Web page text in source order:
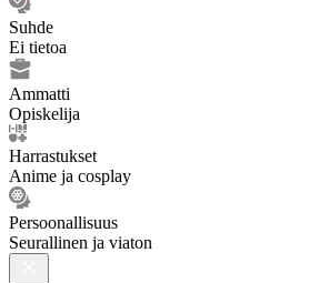
Suhde
Ei tietoa
Ammatti
Opiskelija
Harrastukset
Anime ja cosplay
Persoonallisuus
Seurallinen ja viaton